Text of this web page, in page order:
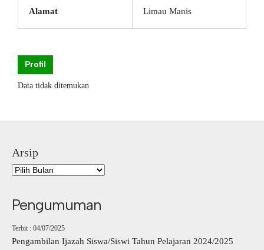
Alamat Limau Manis
Profil
Data tidak ditemukan
Arsip
Pengumuman
Terbit : 04/07/2025
Pengambilan Ijazah Siswa/Siswi Tahun Pelajaran 2024/2025